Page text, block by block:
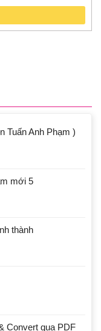
Tuấn Anh Phạm )
mới 5
thành
Convert qua PDF